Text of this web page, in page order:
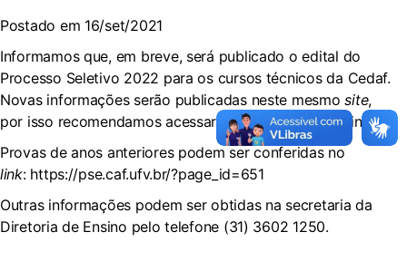
Postado em 16/set/2021
Informamos que, em breve, será publicado o edital do
Processo Seletivo 2022 para os cursos técnicos da Cedaf.
Novas informações serão publicadas neste mesmosite,
por isso recomendamos acessar regularmente a página.
Provas de anos anteriores podem ser conferidas no
link: https://pse.caf.ufv.br/?page_id=651
Outras informações podem ser obtidas na secretaria da
Diretoria de Ensino pelo telefone (31) 3602 1250.